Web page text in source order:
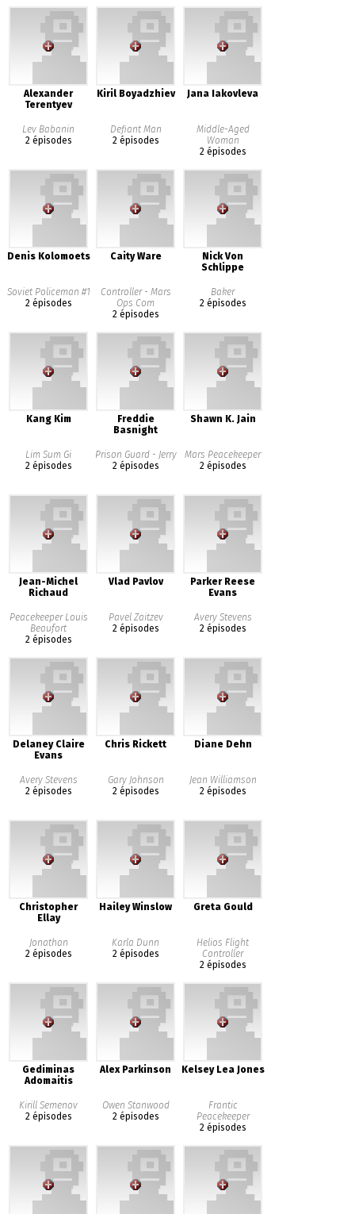
Alexander
Terentyev
Lev Babanin
2 épisodes
Kiril Boyadzhiev
Defiant Man
2 épisodes
Jana Iakovleva
Middle-Aged
Woman
2 épisodes
Denis Kolomoets
Soviet Policeman #1
2 épisodes
Caity Ware
Controller - Mars
Ops Com
2 épisodes
Nick Von
Schlippe
Baker
2 épisodes
Kang Kim
Lim Sum Gi
2 épisodes
Freddie
Basnight
Prison Guard - Jerry
2 épisodes
Shawn K. Jain
Mars Peacekeeper
2 épisodes
Jean-Michel
Richaud
Peacekeeper Louis
Beaufort
2 épisodes
Vlad Pavlov
Pavel Zaitzev
2 épisodes
Parker Reese
Evans
Avery Stevens
2 épisodes
Delaney Claire
Evans
Avery Stevens
2 épisodes
Chris Rickett
Gary Johnson
2 épisodes
Diane Dehn
Jean Williamson
2 épisodes
Christopher
Ellay
Jonathan
2 épisodes
Hailey Winslow
Karla Dunn
2 épisodes
Greta Gould
Helios Flight
Controller
2 épisodes
Gediminas
Adomaitis
Kirill Semenov
2 épisodes
Alex Parkinson
Owen Stanwood
2 épisodes
Kelsey Lea Jones
Frantic
Peacekeeper
2 épisodes